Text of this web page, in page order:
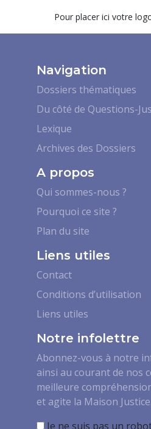
Pour placer ici votre
Navigation
Dossiers thématiques
Du côté de Questions-
Lexique
Archives des Dossiers
A propos
Qui sommes-nous ?
Pourquoi ce site ?
Plan du site
Liens utiles
Contact
Conditions d’utilisation
Liens utiles
Notre infolettre
Abonnez-vous à notre
ainsi au courant de nos
meilleure
et agite la Maison Justice.
Je ne suis pas un